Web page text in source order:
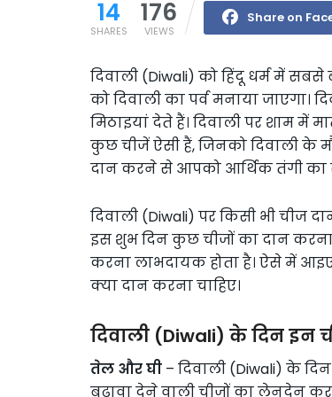
14
SHARES
176
VIEWS
Share on
दिवाली (Diwali) को हिंदू धर्म में
को दिवाली का पर्व मनाया जाएगा।
मिठाइयां देते हैं। दिवाली पर शाम में
कुछ चीजें ऐसी हैं, जिनको दिवाली के
दान करने से आपको आर्थिक तंगी का
दिवाली (Diwali) पर किसी भी चीज
इस शुभ दिन कुछ चीजों का दान
करना लाभदायक होता है। ऐसे में
क्या दान करना चाहिए।
दिवाली (Diwali) के दिन इन
तेल और घी – दिवाली (Diwali) के
बढ़ावा देने वाली चीजों का लेनदेन